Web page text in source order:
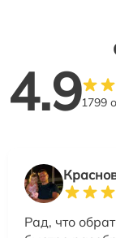
4.91799
Рад, что